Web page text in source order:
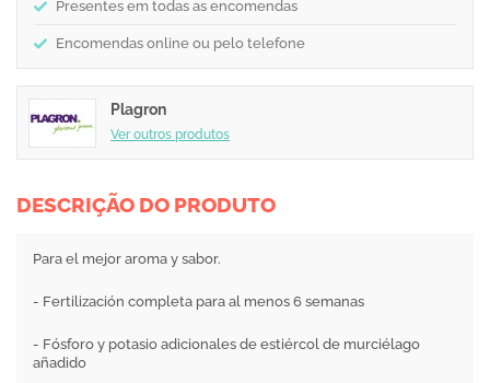
Presentes em todas as encomendas
Encomendas online ou pelo telefone
Plagron
Ver outros produtos
DESCRIÇÃO DO PRODUTO
Para el mejor aroma y sabor.
- Fertilización completa para al menos 6 semanas
- Fósforo y potasio adicionales de estiércol de murciélago
añadido